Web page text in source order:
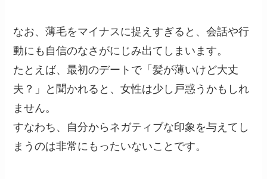
なお、薄毛をマイナスに捉えすぎると、会話や行
動にも自信のなさがにじみ出てしまいます。
たとえば、最初のデートで「髪が薄いけど大丈
夫？」と聞かれると、女性は少し戸惑うかもしれ
ません。
すなわち、自分からネガティブな印象を与えてし
まうのは非常にもったいないことです。